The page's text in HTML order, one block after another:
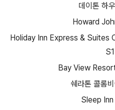
데이톤 하
Howard
Holiday Inn Express & Suites
Bay View
쉐라톤 콜롬
Sleep